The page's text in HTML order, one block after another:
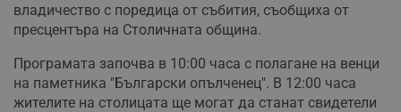
владичество с поредица от събития, съобщиха от
пресцентъра на Столичната община.
Програмата започва в 10:00 часа с полагане на венци
на паметника "Български опълченец". В 12:00 часа
жителите на столицата ще могат да станат свидетели